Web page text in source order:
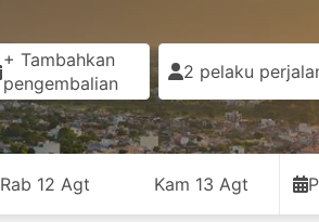
+ Tambahkan
pengembalian
2 pelaku
Rab 12 Agt Kam 13 Agt